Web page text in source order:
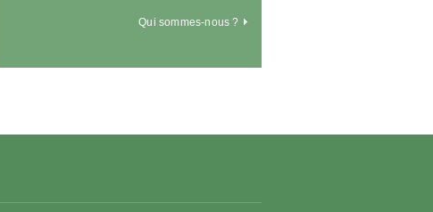
Qui sommes-nous ?